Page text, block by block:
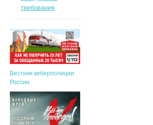
требования
Вестник киберполиции
России